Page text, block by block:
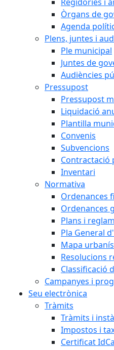
Òrgans de
Agenda
Plens, juntes i
Ple municipal
Juntes de
Audiències
Pressupost
Pressupost
Liquidació
Plantilla
Convenis
Subvencions
Contractació
Inventari
Normativa
Ordenances
Ordenances
Plans i
Pla General
Mapa
Resolucions
Classificació
Campanyes i
Seu electrònica
Tràmits
Tràmits i
Impostos i
Certificat